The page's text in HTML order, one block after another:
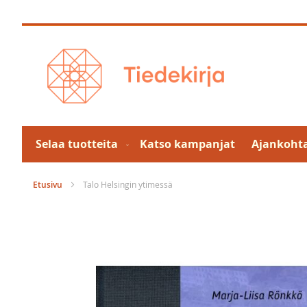
to
Selaa tuotteita Katso kampanjat
Etusivu Talo Helsingin ytimessä